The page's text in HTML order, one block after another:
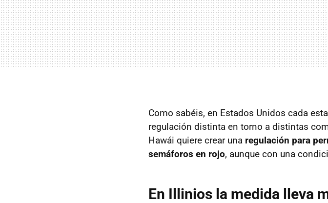
Como sabéis, en Estados Unidos cada
regulación distinta en torno a distintas
Hawái quiere crear una regulación para
semáforos en rojo, aunque con una
En Illinios la medida lleva